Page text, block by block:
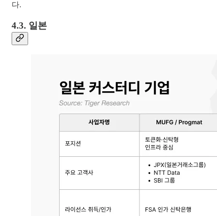
다.
4.3. 일본